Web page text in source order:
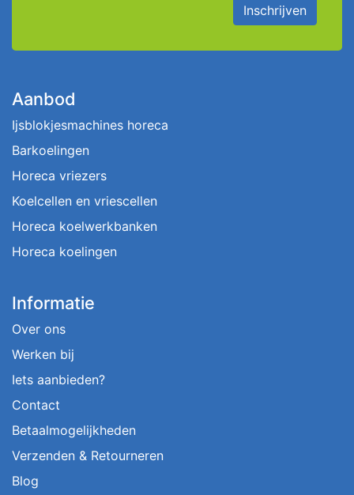
Inschrijven
Aanbod
Ijsblokjesmachines horeca
Barkoelingen
Horeca vriezers
Koelcellen en vriescellen
Horeca koelwerkbanken
Horeca koelingen
Informatie
Over ons
Werken bij
Iets aanbieden?
Contact
Betaalmogelijkheden
Verzenden & Retourneren
Blog